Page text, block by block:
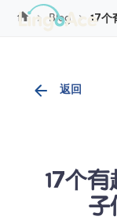
Blog 17个
返回
17个
子
Cookie管理